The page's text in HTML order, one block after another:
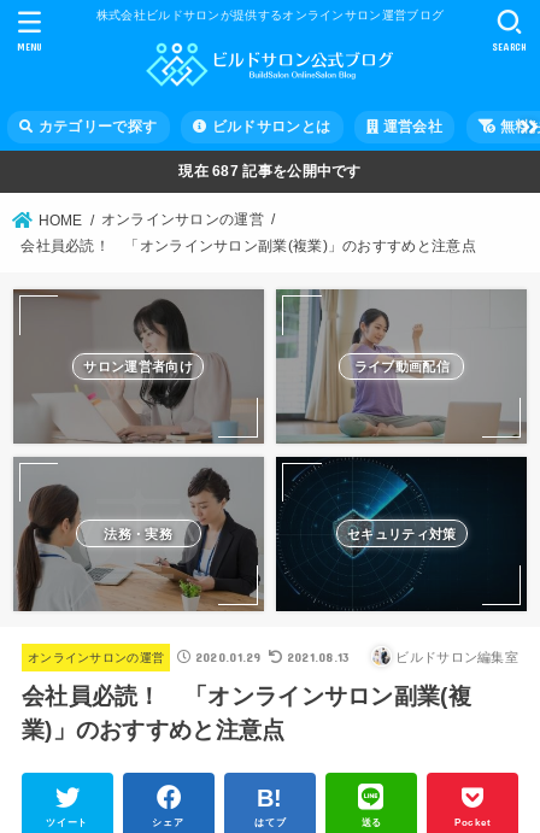
株式会社ビルドサロンが提供するオンラインサロン運営ブログ
カテゴリーで探す ビルドサロンとは 運営会社 無料
SEARCH
MENU
現在687 記事を公開中です
HOME
オンラインサロンの運営
会社員必読！ 「オンラインサロン副業(複業)」のおすすめと注意点
サロン運営者向け ライブ動画配信
法務・実務 セキュリティ対策
オンラインサロンの運営 2020.01.29 2021.08.13 ビルドサロン編集室
会社員必読！ 「オンラインサロン副業(複
業)」のおすすめと注意点
ツイート シェア はてブ 送る Pocket